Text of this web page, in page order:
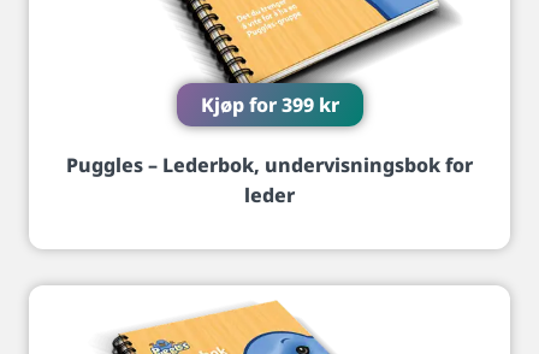
Kjøp for399 kr
Puggles – Lederbok, undervisningsbok for
leder